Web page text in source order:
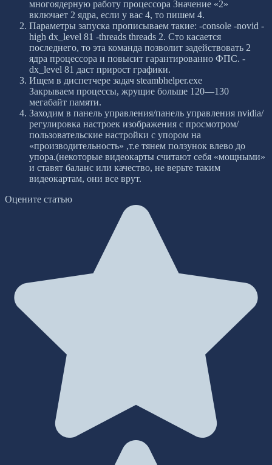
многоядерную работу процессора Значение «2»
включает 2 ядра, если у вас 4, то пишем 4.
Параметры запуска прописываем такие: -console -novid -
high dx_level 81 -threads threads 2. Сто касается
последнего, то эта команда позволит задействовать 2
ядра процессора и повысит гарантированно ФПС. -
dx_level 81 даст прирост графики.
Ищем в диспетчере задач steambhelper.exe
Закрываем процессы, жрущие больше 120—130
мегабайт памяти.
Заходим в панель управления/панель управления nvidia/
регулировка настроек изображения с просмотром/
пользовательские настройки с упором на
«производительность» ,т.е тянем ползунок влево до
упора.(некоторые видеокарты считают себя «мощными»
и ставят баланс или качество, не верьте таким
видеокартам, они все врут.
Оцените статью